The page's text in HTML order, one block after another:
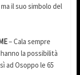
il suo simbolo del
– Cala sempre
la possibilità
ad Osoppo le 65